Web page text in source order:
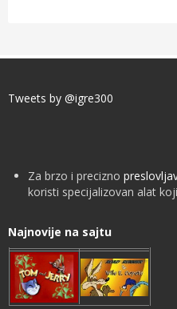
Tweets by @igre300
Za brzo i precizno
koristi specijalizovan alat
Najnovije na sajtu